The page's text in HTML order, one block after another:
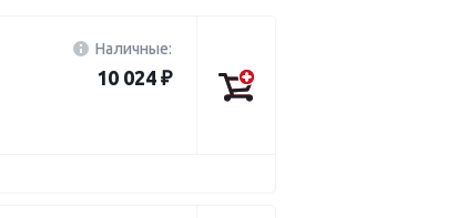
Наличные:
10 024 ₽